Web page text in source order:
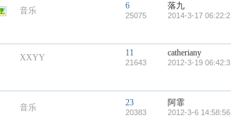
音乐 6
25075
落九
2014-3-17
XXYY 11
21643
catheriany
2012-3-19
音乐 23
20383
阿霏
2012-3-6 14:58:56